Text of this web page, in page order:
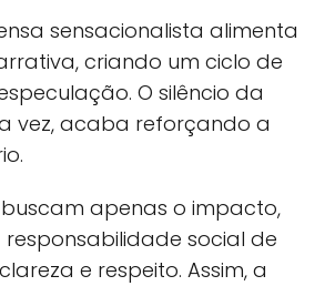
sensacionalista alimenta
criando um ciclo de
O silêncio da
vez, acaba reforçando a
apenas o impacto,
social de
e respeito. Assim, a